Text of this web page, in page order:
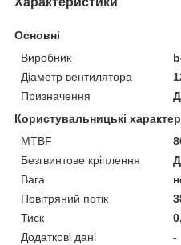
Основні
Виробник
Діаметр вентилятора
Призначення
Користувальницькі
MTBF
Безгвинтове кріплення
Вага
Повітряний потік
Тиск
Додаткові дані
-